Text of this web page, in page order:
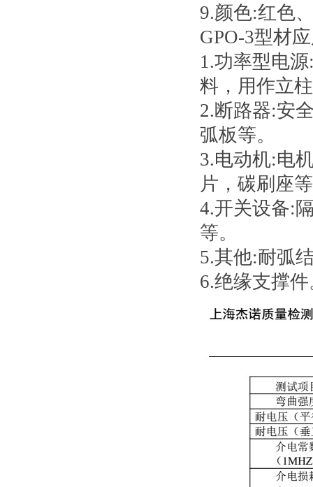
9.颜色:红色
GPO-3型材
1.功率型电
料，用作立
2.断路器:安
弧板等。
3.电动机:电
片，碳刷座
4.开关设备:
等。
5.其他:耐弧
6.绝缘支撑